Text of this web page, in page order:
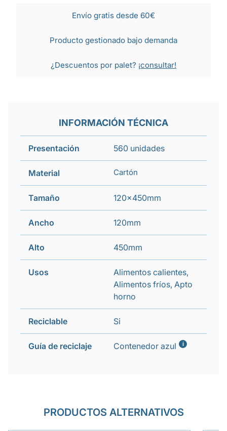
Envío gratis desde 60€
Producto gestionado bajo demanda
¿Descuentos por palet? ¡consultar!
INFORMACIÓN TÉCNICA
Presentación 560 unidades
Material Cartón
Tamaño 120x450mm
Ancho 120mm
Alto 450mm
Usos
Alimentos calientes,
Alimentos fríos, Apto
horno
Reciclable Si
Guía de reciclaje Contenedor azul i
PRODUCTOS ALTERNATIVOS